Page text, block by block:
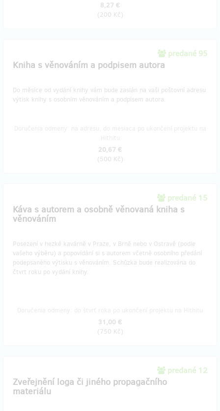
8,27 €
(200 Kč)
predané 95
Kniha s věnováním a podpisem autora
Do měsíce od vydání knihy vám bude zaslán na vaši poštovní adresu
výtisk knihy s osobním věnováním a podpisem autora.
20,67 €
(500 Kč)
predané 15
Káva s autorem a osobně věnovaná kniha s
věnováním
Posezení v hezké kavárně v Praze, v Brně nebo v Ostravě (podle
vašeho výběru) a popovídání si s autorem včetně osobního předání
podepsaného výtisku s věnováním. Schůzka bude realizována do
čtvrt roku po vydání knihy.
31,00 €
(750 Kč)
predané 12
Zveřejnění loga či jiného propagačního
materiálu